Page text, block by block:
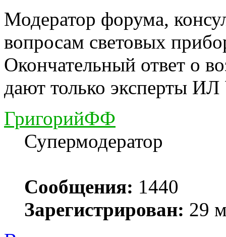
Модератор форума,
вопросам световых
Окончательный ответ о
дают только эксперты ИЛ
ГригорийФФ
Супермодератор
Сообщения: 1440
Зарегистрирован: 29